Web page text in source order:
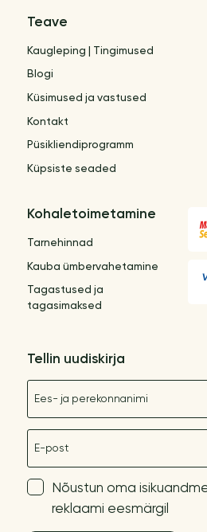
Teave
Kaugleping | Tingimused
Blogi
Küsimused ja vastused
Kontakt
Püsikliendiprogramm
Küpsiste seaded
Kohaletoimetamine
Tarnehinnad
Kauba ümbervahetamine
Tagastused ja
tagasimaksed
Tellin uudiskirja
Nõustun oma
reklaami eesmärgil